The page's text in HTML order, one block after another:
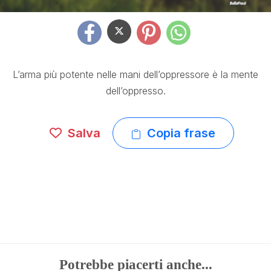
L’arma più potente nelle mani dell’oppressore è la mente
dell’oppresso.
Salva Copia frase
Potrebbe piacerti anche...